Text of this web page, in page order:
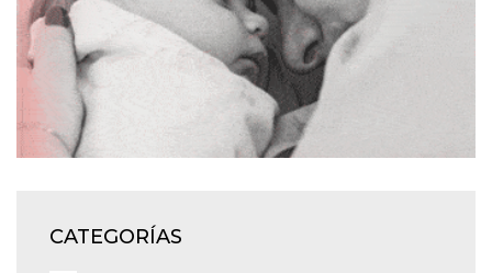
CATEGORÍAS